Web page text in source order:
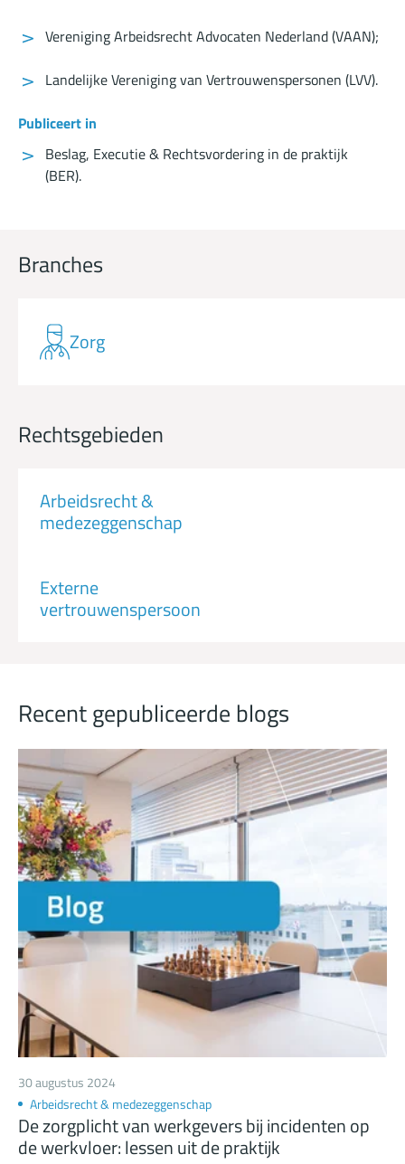
Vereniging Arbeidsrecht Advocaten Nederland (VAAN);
Landelijke Vereniging van Vertrouwenspersonen (LVV).
Publiceert in
Beslag, Executie & Rechtsvordering in de praktijk
(BER).
Branches
Zorg
Rechtsgebieden
Arbeidsrecht &
medezeggenschap
Externe
vertrouwenspersoon
Recent gepubliceerde blogs
30 augustus 2024
Arbeidsrecht & medezeggenschap
De zorgplicht van werkgevers bij incidenten op
de werkvloer: lessen uit de praktijk